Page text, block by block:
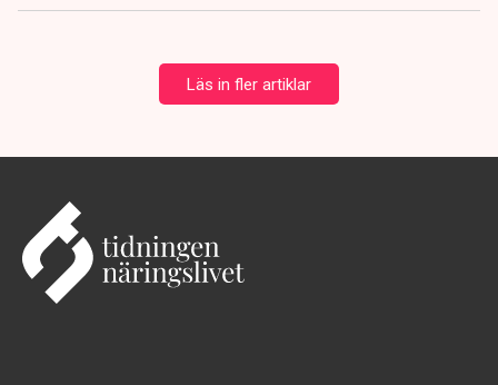
Läs in fler artiklar